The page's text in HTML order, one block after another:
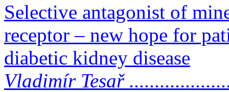
Selective antagonist of
receptor – new hope for
diabetic kidney disease
Vladimír Tesař